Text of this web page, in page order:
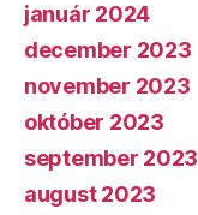
január 2024
december 2023
november 2023
október 2023
september 2023
august 2023